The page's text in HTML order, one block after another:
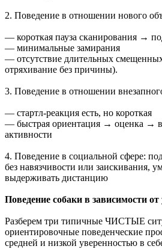
2. Поведение в отношении нового
— короткая пауза сканирования →
— минимальные замирания
— отсутствие длительных
отряхивание без причины).
3. Поведение в отношении
— стартл-реакция есть, но короткая
— быстрая ориентация → оценка →
активности
4. Поведение в социальной сфере:
без навязчивости или заискивания,
выдерживать дистанцию
Поведение собаки в зависимости
Разберем три типичные ЧИСТЫЕ
ориентировочные поведенческие
средней и низкой уверенностью в